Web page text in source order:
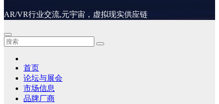
AR/VR行业交流,元宇宙，虚拟现实供应链
首页
论坛与展会
市场信息
品牌厂商